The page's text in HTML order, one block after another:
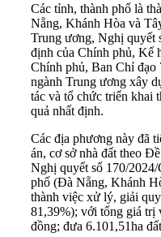
Các tỉnh, thành phố là
Nẵng, Khánh Hòa và
Trung ương, Nghị quyết
định của Chính phủ, Kế
Chính phủ, Ban Chỉ đạo
ngành Trung ương xây
tác và tổ chức triển khai
quả nhất định.
Các địa phương này đã
án, cơ sở nhà đất theo
Nghị quyết sổ 170/
phố (Đà Nẵng, Khánh
thành việc xử lý, giải
81,39%); với tổng giá trị
đồng; đưa 6.101,51ha